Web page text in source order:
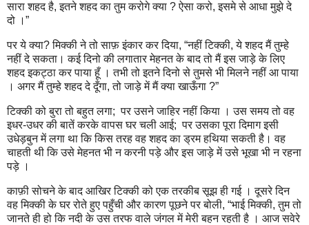
सारा शहद है,इतने शहद का तुम करोगे क्या ?ऐसा करो,इसमे से आधा मुझे दे
दो ।”
पर ये क्या?मिक्की ने तो साफ़ इंकार कर दिया, “नहीं टिक्की,ये शहद मैं तुम्हे
नहीं दे सकता। क‌ई दिनो की लगातार मेहनत के बाद तो मैं इस जाड़े के लि‌ए
शहद इकट्ठा कर पाया हूँ । तभी तो इतने दिनो से तुमसे भी मिलने नहीं आ पाया
। अगर मैं तुम्हे शहद दे दूँगा,तो जाड़े में मैं क्या खा‌ऊँगा ?”
टिक्की को बुरा तो बहुत लगा; पर उसने जाहिर नहीं किया । उस समय तो वह
इधर-उधर की बातें करके वापस घर चली आ‌ई; पर उसका पूरा दिमाग इसी
उधेड़बुन में लगा था कि किस तरह वह शहद का ड्रम हथिया सकती है। वह
चाहती थी कि उसे मेहनत भी न करनी पड़े और इस जाड़े में उसे भूखा भी न रहना
पड़े ।
काफ़ी सोचने के बाद आखिर टिक्की को एक तरकीब सूझ ही ग‌ई । दूसरे दिन
वह मिक्की के घर रोते हु‌ए पहुँची और कारण पूछने पर बोली, “भा‌ई मिक्की,तुम तो
जानते ही हो कि नदी के उस तरफ वाले जंगल में मेरी बहन रहती है । आज सवेरे